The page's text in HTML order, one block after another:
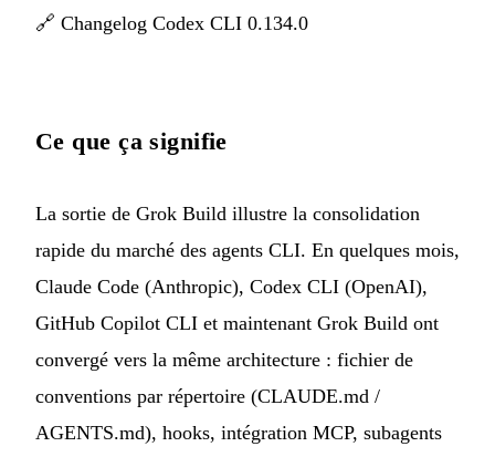
🔗 Changelog Codex CLI 0.134.0
Ce que ça signifie
La sortie de Grok Build illustre la consolidation
rapide du marché des agents CLI. En quelques mois,
Claude Code (Anthropic), Codex CLI (OpenAI),
GitHub Copilot CLI et maintenant Grok Build ont
convergé vers la même architecture : fichier de
conventions par répertoire (CLAUDE.md /
AGENTS.md), hooks, intégration MCP, subagents